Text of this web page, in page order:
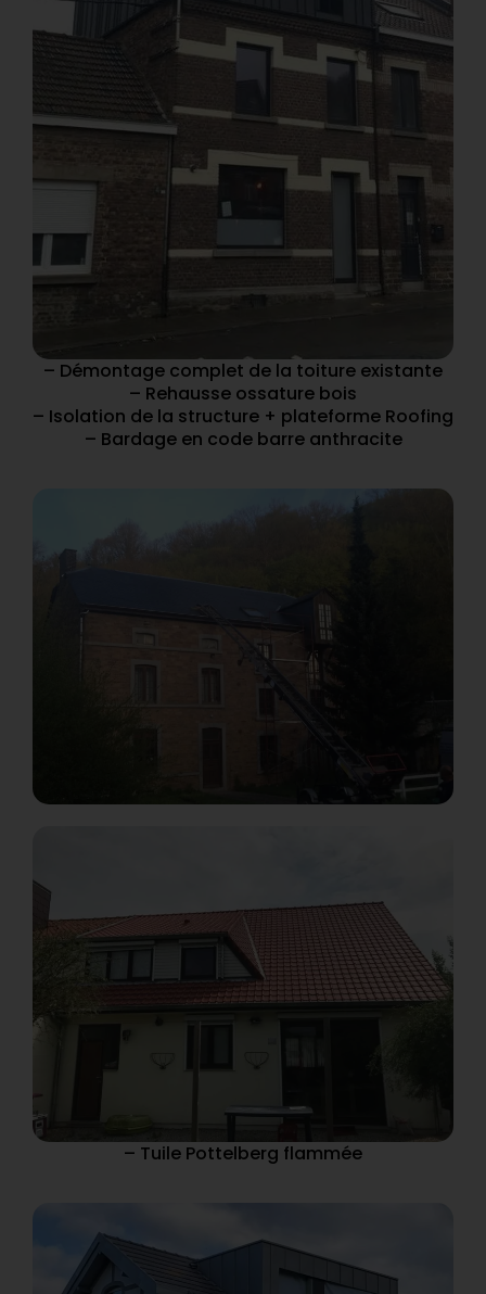
– Démontage complet de la toiture existante
– Rehausse ossature bois
– Isolation de la structure + plateforme Roofing
– Bardage en code barre anthracite
– Tuile Pottelberg flammée